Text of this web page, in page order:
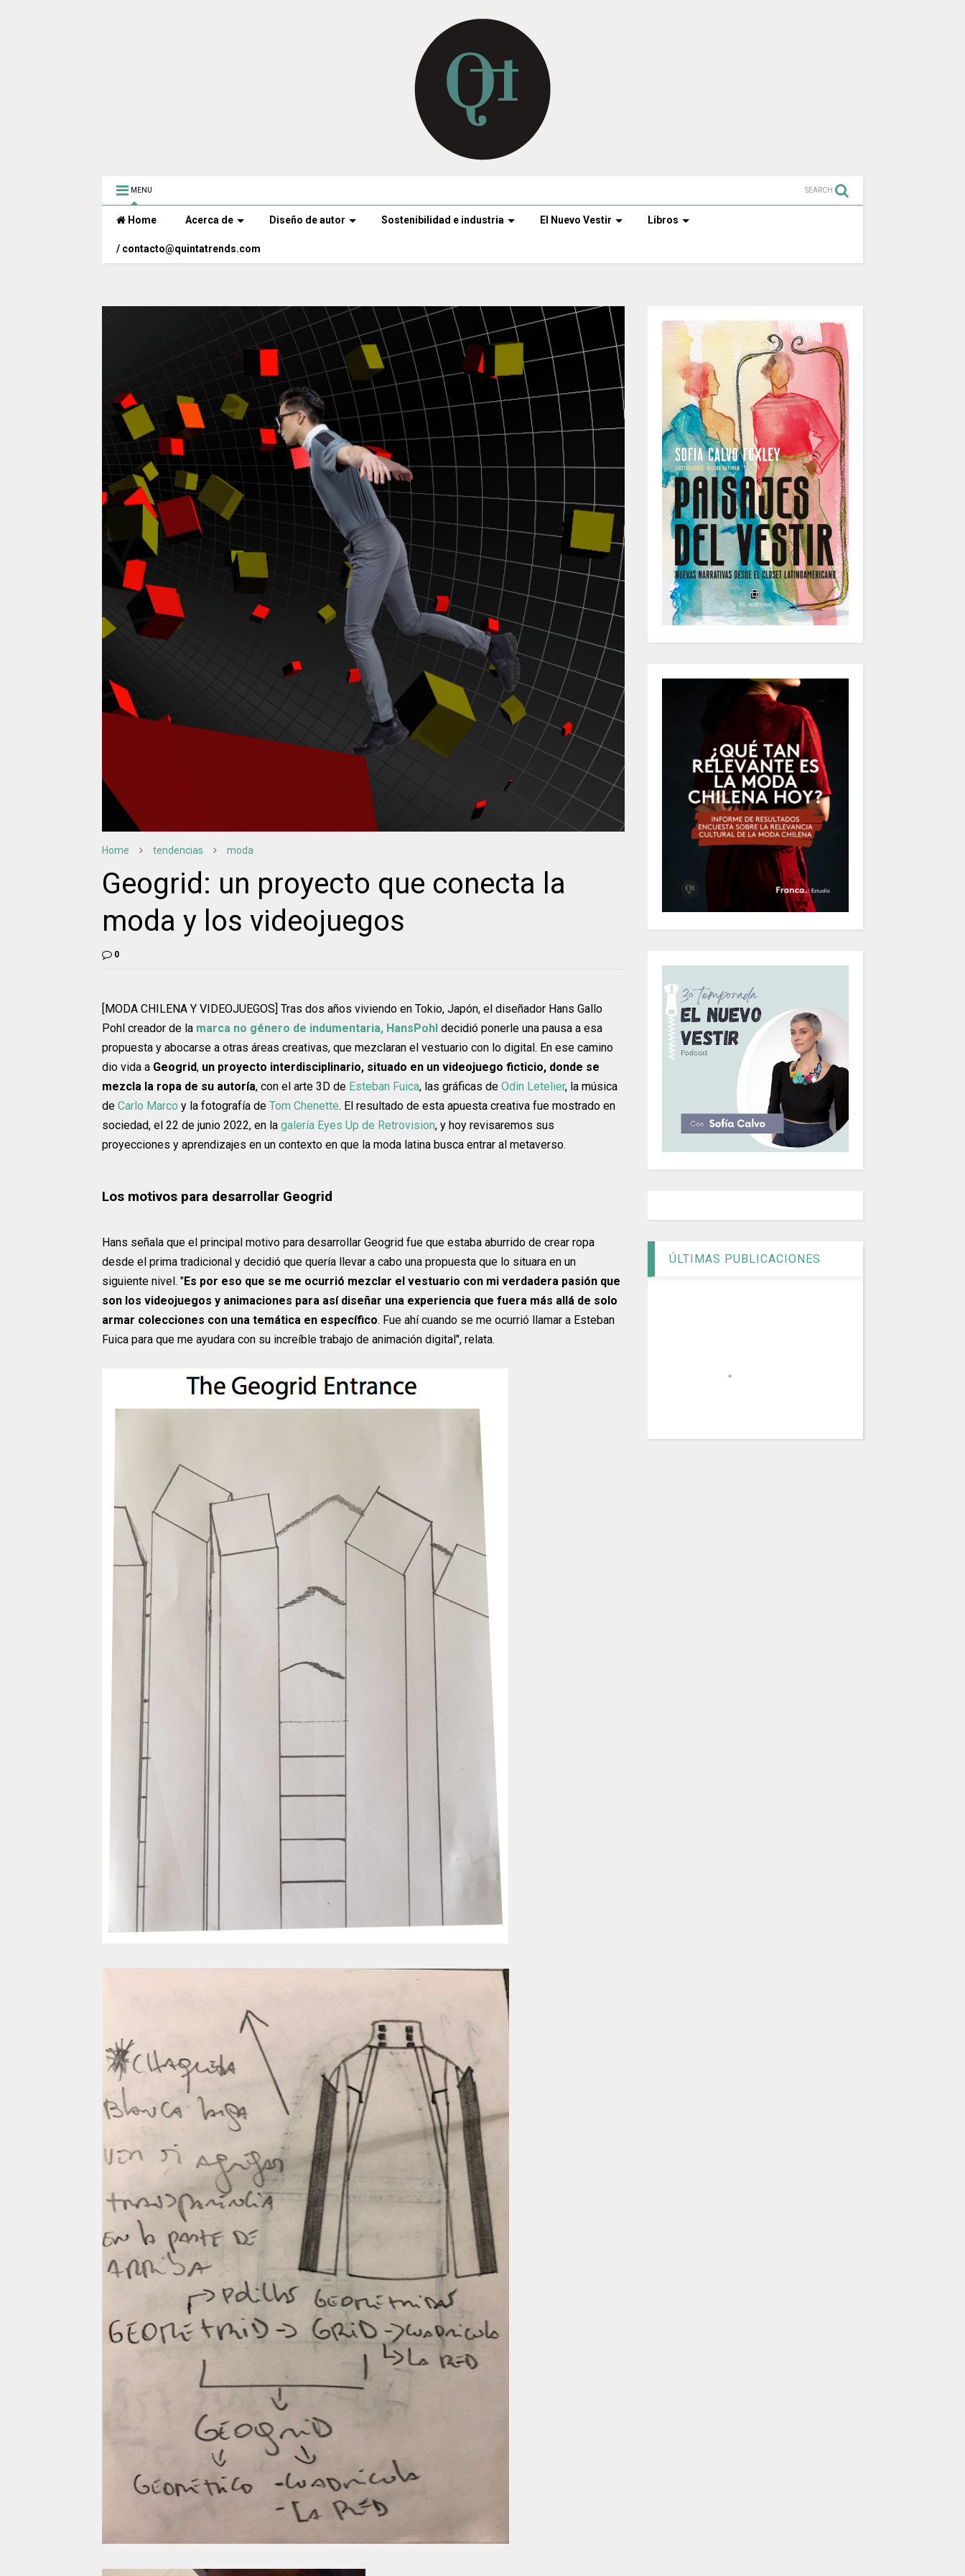
MENU SEARCH
Home Acerca de Diseño de autor Sostenibilidad e industria El Nuevo Vestir Libros
/ contacto@quintatrends.com
Home tendencias moda
Geogrid: un proyecto que conecta la
moda y los videojuegos
0
[MODA CHILENA Y VIDEOJUEGOS] Tras dos años viviendo en Tokio, Japón, el diseñador Hans Gallo
Pohl creador de la marca no género de indumentaria, HansPohl decidió ponerle una pausa a esa
propuesta y abocarse a otras áreas creativas, que mezclaran el vestuario con lo digital. En ese camino
dio vida a Geogrid, un proyecto interdisciplinario, situado en un videojuego ficticio, donde se
mezcla la ropa de su autoría, con el arte 3D de Esteban Fuica, las gráficas de Odin Letelier, la música
de Carlo Marco y la fotografía de Tom Chenette. El resultado de esta apuesta creativa fue mostrado en
sociedad, el 22 de junio 2022, en la galería Eyes Up de Retrovision, y hoy revisaremos sus
proyecciones y aprendizajes en un contexto en que la moda latina busca entrar al metaverso.
Los motivos para desarrollar Geogrid
Hans señala que el principal motivo para desarrollar Geogrid fue que estaba aburrido de crear ropa
desde el prima tradicional y decidió que quería llevar a cabo una propuesta que lo situara en un
siguiente nivel. "Es por eso que se me ocurrió mezclar el vestuario con mi verdadera pasión que
son los videojuegos y animaciones para así diseñar una experiencia que fuera más allá de solo
armar colecciones con una temática en específico. Fue ahí cuando se me ocurrió llamar a Esteban
Fuica para que me ayudara con su increíble trabajo de animación digital", relata.
ÚLTIMAS PUBLICACIONES